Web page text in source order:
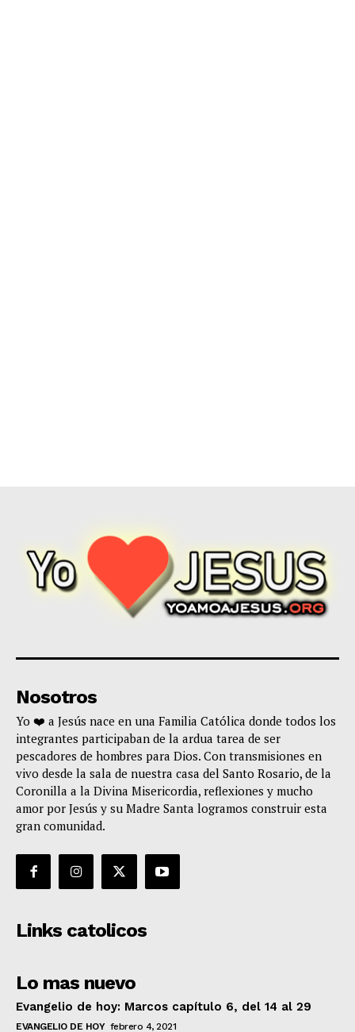
Nosotros
Yo ❤️ a Jesús nace en una Familia Católica donde todos los
integrantes participaban de la ardua tarea de ser
pescadores de hombres para Dios. Con transmisiones en
vivo desde la sala de nuestra casa del Santo Rosario, de la
Coronilla a la Divina Misericordia, reflexiones y mucho
amor por Jesús y su Madre Santa logramos construir esta
gran comunidad.
Links catolicos
Lo mas nuevo
Evangelio de hoy: Marcos capítulo 6, del 14 al 29
EVANGELIO DE HOY febrero 4, 2021